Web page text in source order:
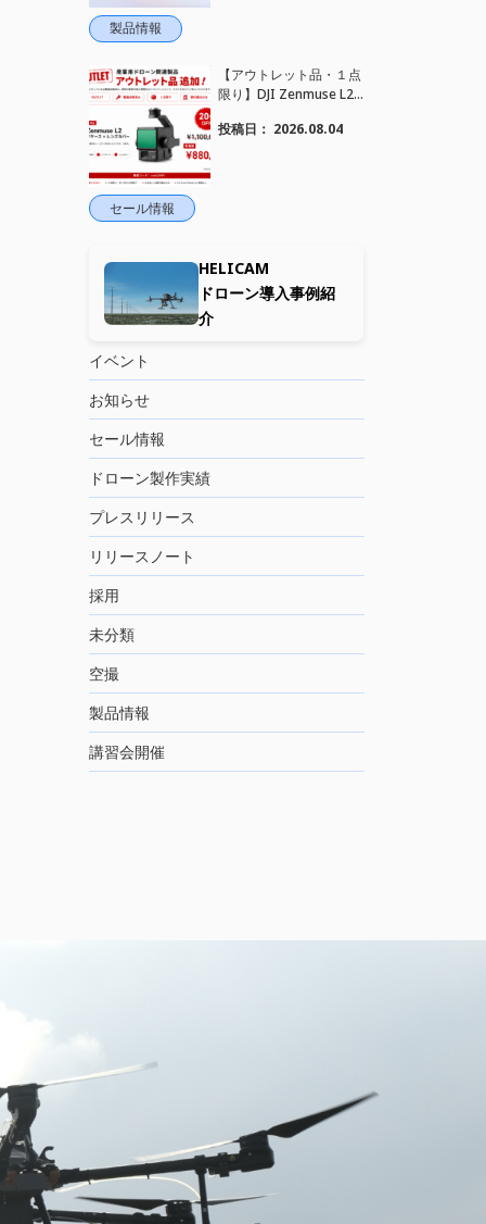
製品情報
セール情報
【アウトレット品・１点
限り】DJI Zenmuse L2
た。｜HELICAM STORE
投稿日： 2026.08.04
HELICAM
ドローン導入事例紹
介
イベント
お知らせ
セール情報
ドローン製作実績
プレスリリース
リリースノート
採用
未分類
空撮
製品情報
講習会開催